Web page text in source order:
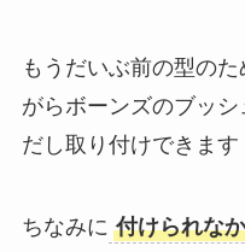
もうだいぶ前の型の
がらボーンズのブッ
だし取り付けできます
ちなみに 付けられな